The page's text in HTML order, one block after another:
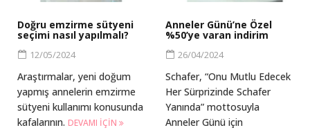
Doğru emzirme sütyeni
seçimi nasıl yapılmalı?
12/05/2024
Araştırmalar, yeni doğum
yapmış annelerin emzirme
sütyeni kullanımı konusunda
kafalarının. DEVAMI IÇIN
Anneler Günü’ne Özel
%50’ye varan indirim
26/04/2024
Schafer, “Onu Mutlu Edecek
Her Sürprizinde Schafer
Yanında” mottosuyla
Anneler Günü için